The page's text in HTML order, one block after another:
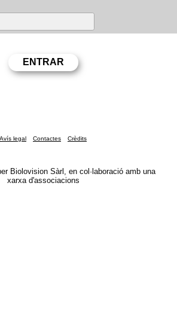
Avís legal Contactes Crèdits
Biolovision Sàrl, en col·laboració amb una
xarxa d'associacions